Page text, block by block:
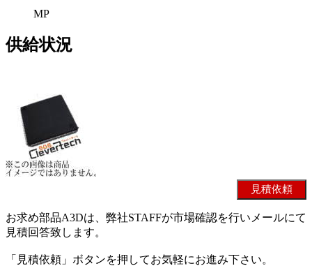
MP
供給状況
お求め部品A3Dは、弊社STAFFが市場確認を行いメールにて
見積回答致します。
「見積依頼」ボタンを押してお気軽にお進み下さい。